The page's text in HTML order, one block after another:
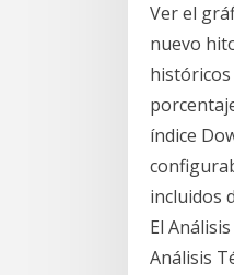
Ver el
nuevo
históricos
índice
incluidos
El
Análisis